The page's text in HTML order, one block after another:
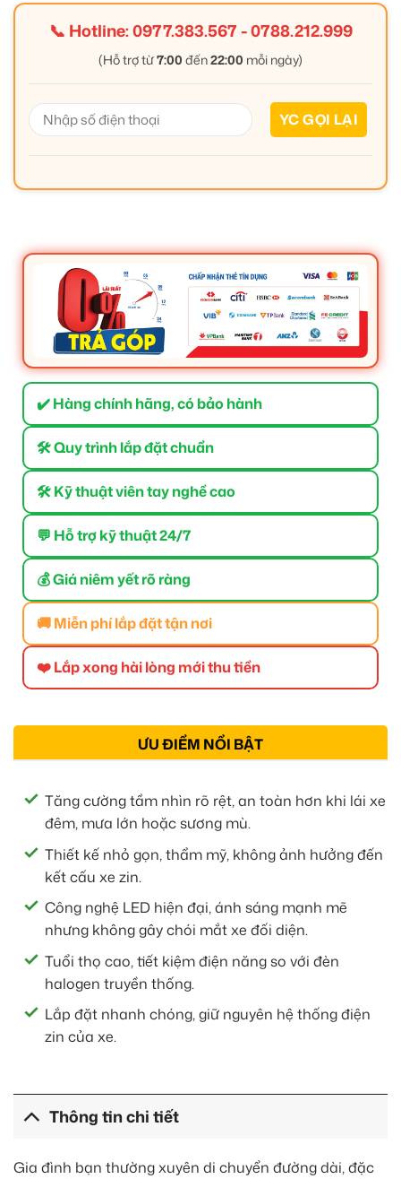
📞 Hotline:0977.383.567-0788.212.999
(Hỗ trợ từ7:00 đến22:00 mỗi ngày)
✔️ Hàng chính hãng, có bảo hành
🛠 Quy trình lắp đặt chuẩn
🛠 Kỹ thuật viên tay nghề cao
💬 Hỗ trợ kỹ thuật 24/7
💰 Giá niêm yết rõ ràng
🚚 Miễn phí lắp đặt tận nơi
❤️ Lắp xong hài lòng mới thu tiền
ƯU ĐIỂM NỔI BẬT
Tăng cường tầm nhìn rõ rệt, an toàn hơn khi lái xe
đêm, mưa lớn hoặc sương mù.
Thiết kế nhỏ gọn, thẩm mỹ, không ảnh hưởng đến
kết cấu xe zin.
Công nghệ LED hiện đại, ánh sáng mạnh mẽ
nhưng không gây chói mắt xe đối diện.
Tuổi thọ cao, tiết kiệm điện năng so với đèn
halogen truyền thống.
Lắp đặt nhanh chóng, giữ nguyên hệ thống điện
zin của xe.
Thông tin chi tiết
Gia đình bạn thường xuyên di chuyển đường dài, đặc